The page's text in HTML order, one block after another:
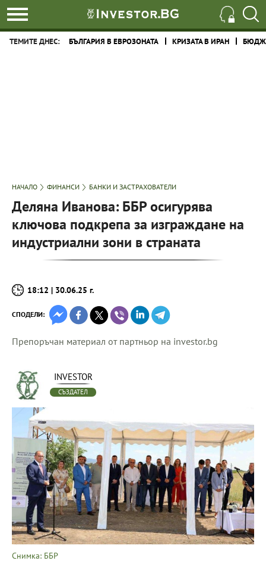
ТЕМИТЕ ДНЕС: БЪЛГАРИЯ В ЕВРОЗОНАТА КРИЗАТА В ИРАН
НАЧАЛО ФИНАНСИ БАНКИ И ЗАСТРАХОВАТЕЛИ
Деляна Иванова: ББР осигурява
ключова подкрепа за изграждане на
индустриални зони в страната
18:12 | 30.06.25 г.
СПОДЕЛИ:
Препоръчан материал от партньор на investor.bg
INVESTOR
СЪЗДАТЕЛ
Снимка: ББР